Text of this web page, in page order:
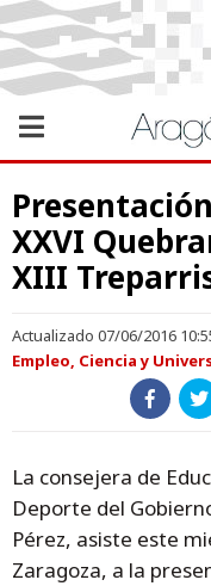
XXVI
XIII
Actualizado 07/06/2016
Empleo, Ciencia y
La consejera de
Deporte del
Pérez, asiste este
Zaragoza, a la